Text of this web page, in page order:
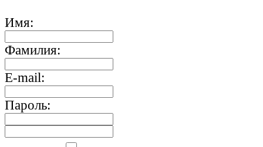
Имя:
Фамилия:
E-mail:
Пароль: